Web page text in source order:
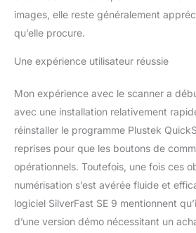
e
Windows
chiavetta
L'utente
installare
utilizzarlo
disco
fornisce
tecnico a
prodotto.
images, elle reste généralement
qu’elle procure.
Une expérience utilisateur réussie
Mon expérience avec le scanner a
avec une installation relativement
réinstaller le programme Plustek
reprises pour que les boutons de
opérationnels. Toutefois, une fois ces
numérisation s’est avérée fluide et
logiciel SilverFast SE 9 mentionnent
d’une version démo nécessitant un